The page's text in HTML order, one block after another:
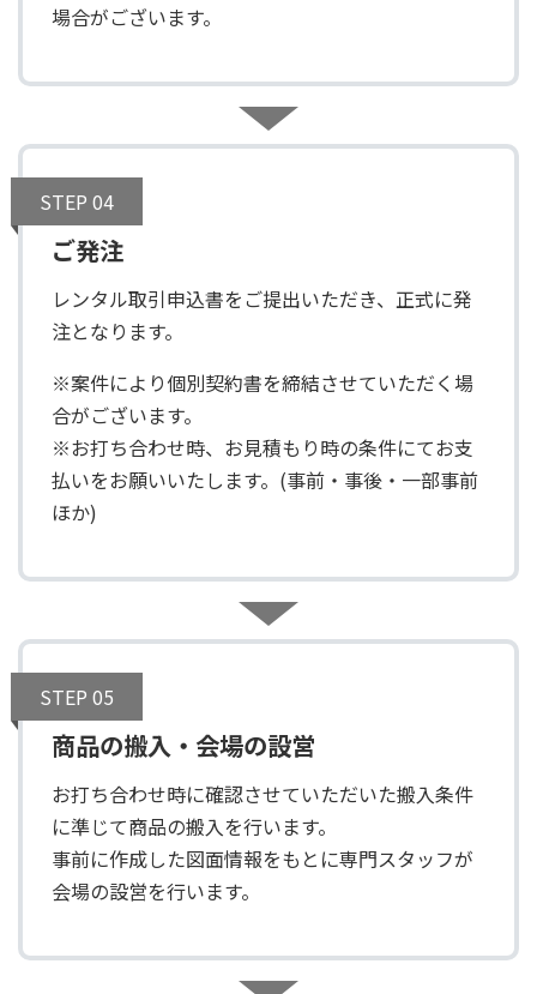
場合がございます。
STEP 04
ご発注
レンタル取引申込書をご提出いただき、正式に発
注となります。
※案件により個別契約書を締結させていただく場
合がございます。
※お打ち合わせ時、お見積もり時の条件にてお支
払いをお願いいたします。(事前・事後・一部事前
ほか)
STEP 05
商品の搬入・会場の設営
お打ち合わせ時に確認させていただいた搬入条件
に準じて商品の搬入を行います。
事前に作成した図面情報をもとに専門スタッフが
会場の設営を行います。